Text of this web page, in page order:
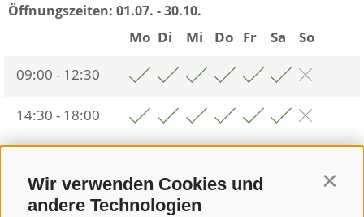
Wir verwenden Cookies und
andere Technologien
Öffnungszeiten: 01.07. - 30.10.
Mo Di Mi Do Fr Sa
So
09:00 - 12:30
14:30 - 18:00
Zurück zur Übersicht